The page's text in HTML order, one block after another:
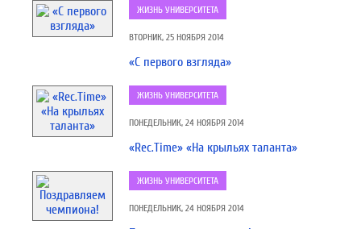
ЖИЗНЬ УНИВЕРСИТЕТА
ВТОРНИК, 25 НОЯБРЯ 2014
«C первого взгляда»
ЖИЗНЬ УНИВЕРСИТЕТА
ПОНЕДЕЛЬНИК, 24 НОЯБРЯ 2014
«Rec.Time» «На крыльях таланта»
ЖИЗНЬ УНИВЕРСИТЕТА
ПОНЕДЕЛЬНИК, 24 НОЯБРЯ 2014